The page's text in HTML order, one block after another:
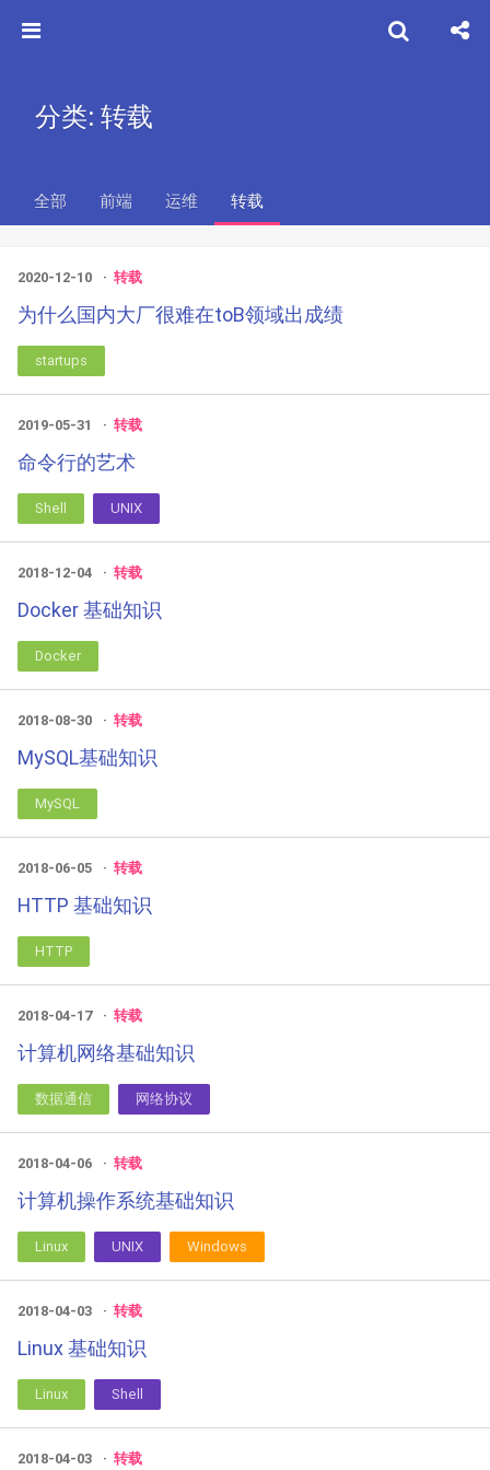
分类: 转载
全部 前端 运维 转载
2020-12-10 转载
为什么国内大厂很难在toB领域出成绩
startups
2019-05-31 转载
命令行的艺术
Shell UNIX
2018-12-04 转载
Docker 基础知识
Docker
2018-08-30 转载
MySQL基础知识
MySQL
2018-06-05 转载
HTTP 基础知识
HTTP
2018-04-17 转载
计算机网络基础知识
数据通信 网络协议
2018-04-06 转载
计算机操作系统基础知识
Linux UNIX Windows
2018-04-03 转载
Linux 基础知识
Linux Shell
2018-04-03 转载